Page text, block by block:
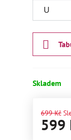
Skladem
699 Kč
599